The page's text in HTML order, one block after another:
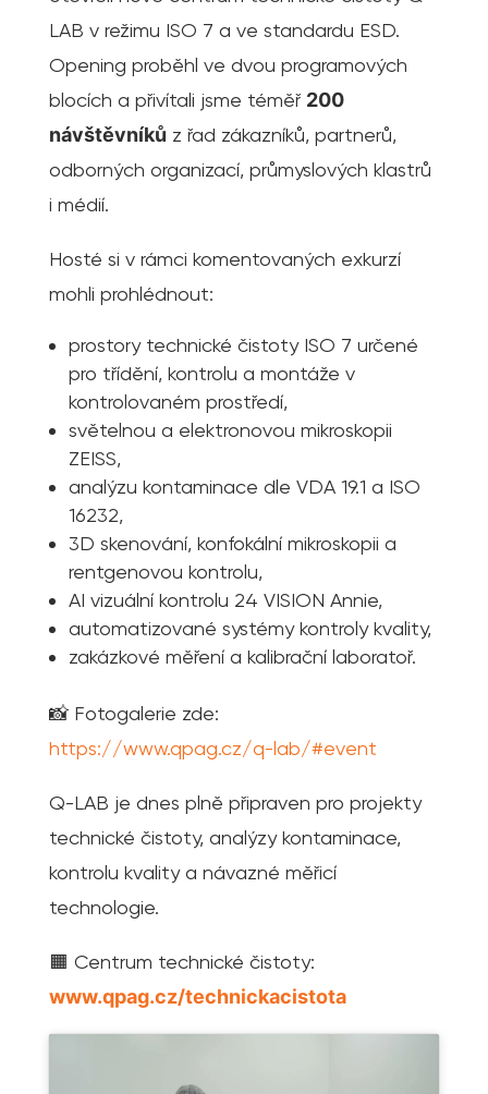
LAB v režimu ISO 7 a ve standardu ESD.
Opening proběhl ve dvou programových
blocích a přivítali jsme téměř 200
návštěvníků z řad zákazníků, partnerů,
odborných organizací, průmyslových klastrů
i médií.
Hosté si v rámci komentovaných exkurzí
mohli prohlédnout:
prostory technické čistoty ISO 7 určené
pro třídění, kontrolu a montáže v
kontrolovaném prostředí,
světelnou a elektronovou mikroskopii
ZEISS,
analýzu kontaminace dle VDA 19.1 a ISO
16232,
3D skenování, konfokální mikroskopii a
rentgenovou kontrolu,
AI vizuální kontrolu 24 VISION Annie,
automatizované systémy kontroly kvality,
zakázkové měření a kalibrační laboratoř.
📸 Fotogalerie zde:
https://www.qpag.cz/q-lab/#event
Q-LAB je dnes plně připraven pro projekty
technické čistoty, analýzy kontaminace,
kontrolu kvality a návazné měřicí
technologie.
🟧 Centrum technické čistoty:
www.qpag.cz/technickacistota